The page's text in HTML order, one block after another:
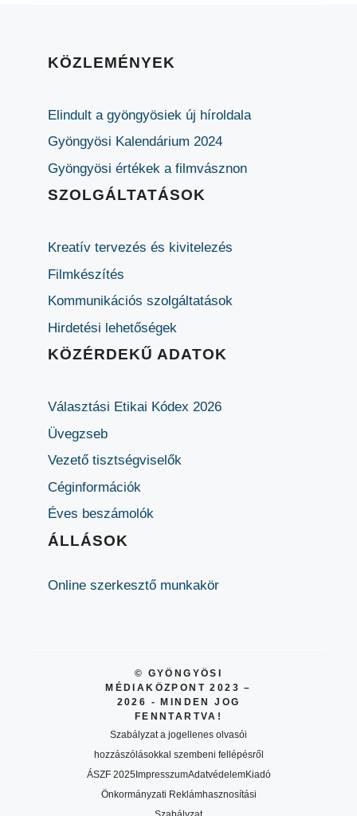
KÖZLEMÉNYEK
Elindult a gyöngyösiek új híroldala
Gyöngyösi Kalendárium 2024
Gyöngyösi értékek a filmvásznon
SZOLGÁLTATÁSOK
Kreatív tervezés és kivitelezés
Filmkészítés
Kommunikációs szolgáltatások
Hirdetési lehetőségek
KÖZÉRDEKŰ ADATOK
Választási Etikai Kódex 2026
Üvegzseb
Vezető tisztségviselők
Céginformációk
Éves beszámolók
ÁLLÁSOK
Online szerkesztő munkakör
© GYÖNGYÖSI
MÉDIAKÖZPONT 2023 –
2026 - MINDEN JOG
FENNTARTVA!
Szabályzat a jogellenes olvasói
hozzászólásokkal szembeni fellépésről
ÁSZF 2025ImpresszumAdatvédelemKiadó
Önkormányzati Reklámhasznosítási